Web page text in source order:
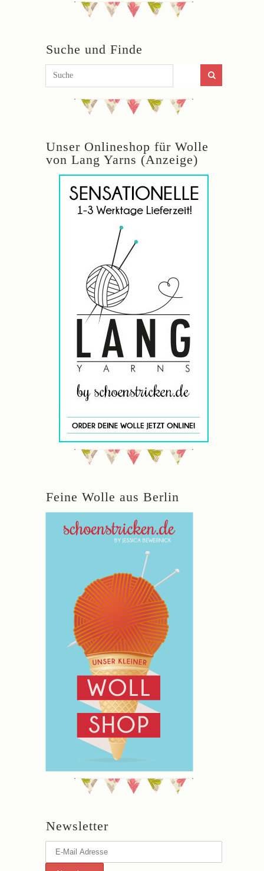
Suche und Finde
Unser Onlineshop für Wolle
von Lang Yarns (Anzeige)
Feine Wolle aus Berlin
Newsletter